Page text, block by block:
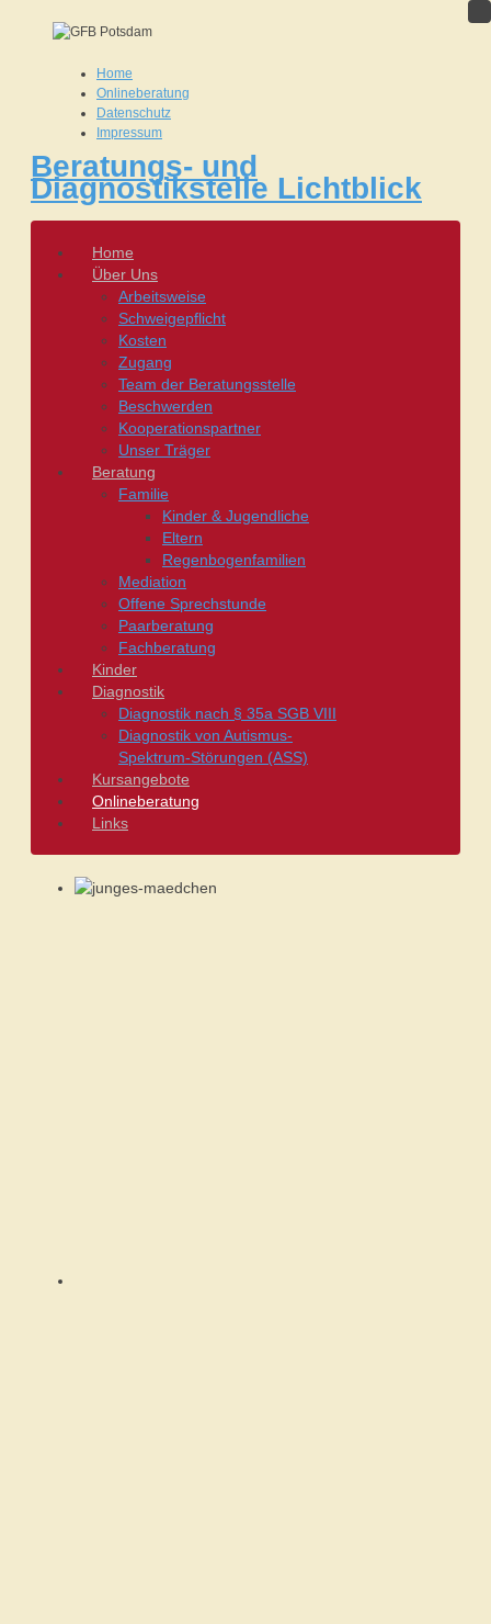
Home
Onlineberatung
Datenschutz
Impressum
Beratungs- und
Diagnostikstelle Lichtblick
Home
Über Uns
Arbeitsweise
Schweigepflicht
Kosten
Zugang
Team der Beratungsstelle
Beschwerden
Kooperationspartner
Unser Träger
Beratung
Familie
Kinder & Jugendliche
Eltern
Regenbogenfamilien
Mediation
Offene Sprechstunde
Paarberatung
Fachberatung
Kinder
Diagnostik
Diagnostik nach § 35a SGB VIII
Diagnostik von Autismus-
Spektrum-Störungen (ASS)
Kursangebote
Onlineberatung
Links